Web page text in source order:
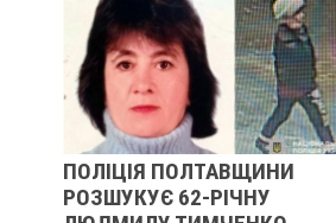
ПОЛТАВЩИНИ
62-РІЧНУ